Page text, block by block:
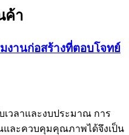
ค้า
งานก่อสร้างที่ตอบโจทย์
วลาและงบประมาณ การ
และควบคุมคุณภาพได้จึงเป็น